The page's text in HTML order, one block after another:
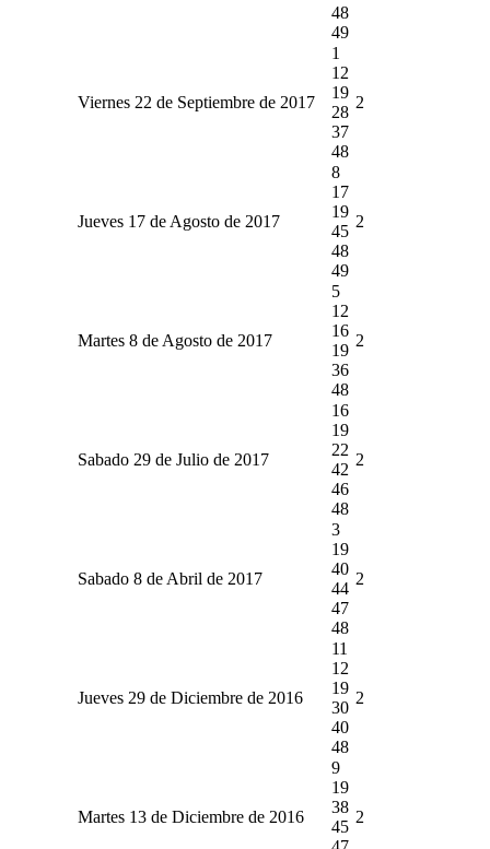
48
49
Viernes 22 de Septiembre de 2017
1
12
19
28
37
48
2
Jueves 17 de Agosto de 2017
8
17
19
45
48
49
2
Martes 8 de Agosto de 2017
5
12
16
19
36
48
2
Sabado 29 de Julio de 2017
16
19
22
42
46
48
2
Sabado 8 de Abril de 2017
3
19
40
44
47
48
2
Jueves 29 de Diciembre de 2016
11
12
19
30
40
48
2
Martes 13 de Diciembre de 2016
9
19
38
45
2